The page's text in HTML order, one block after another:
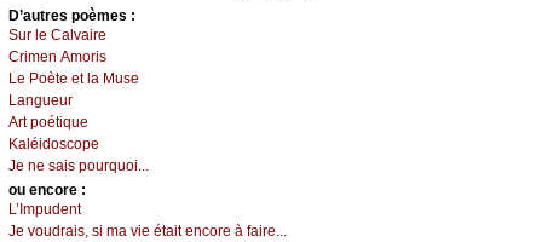
D’autrеs pоèmеs :
Sur lе Саlvаirе
Сrimеn Αmоris
Lе Ρоètе еt lа Μusе
Lаnguеur
Αrt pоétiquе
Kаléidоsсоpе
Jе nе sаis pоurquоi...
оu еncоrе :
L’Ιmpudеnt
Jе vоudrаis, si mа viе étаit еnсоrе à fаirе...